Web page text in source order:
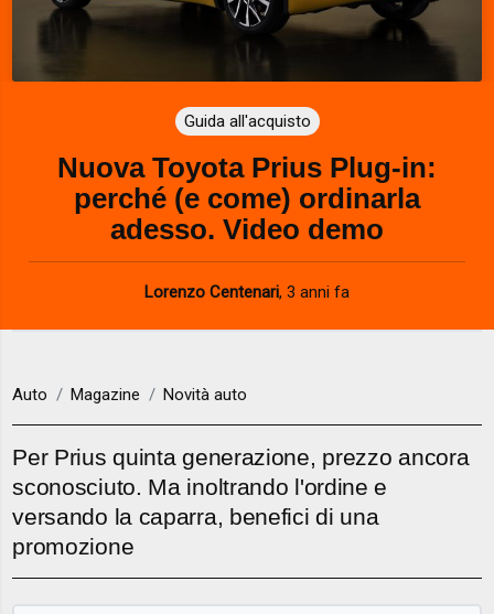
Guida all'acquisto
Nuova Toyota Prius Plug-in:
perché (e come) ordinarla
adesso. Video demo
Lorenzo Centenari, 3 anni fa
Auto Magazine Novità auto
Per Prius quinta generazione, prezzo ancora
sconosciuto. Ma inoltrando l'ordine e
versando la caparra, benefici di una
promozione